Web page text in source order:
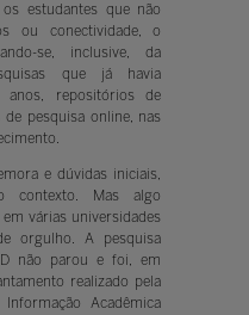
estudantes que não
ou conectividade, o
se, inclusive, da
que já havia
repositórios de
pesquisa online, nas
e dúvidas iniciais,
contexto. Mas algo
várias universidades
orgulho. A pesquisa
não parou e foi, em
realizado pela
Acadêmica